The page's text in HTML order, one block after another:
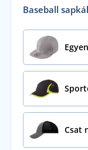
Baseball
Csat